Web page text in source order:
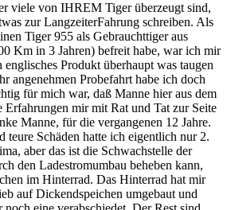
viele von IHREM Tiger überzeugt sind,
zur LangzeiterFahrung schreiben. Als
Tiger 955 als Gebrauchttiger aus
Km in 3 Jahren) befreit habe, war ich mir
englisches Produkt überhaupt was taugen
angenehmen Probefahrt habe ich doch
für mich war, daß Manne hier aus dem
Erfahrungen mir mit Rat und Tat zur Seite
Manne, für die vergangenen 12 Jahre.
teure Schäden hatte ich eigentlich nur 2.
aber das ist die Schwachstelle der
den Ladestromumbau beheben kann,
im Hinterrad. Das Hinterrad hat mir
auf Dickendspeichen umgebaut und